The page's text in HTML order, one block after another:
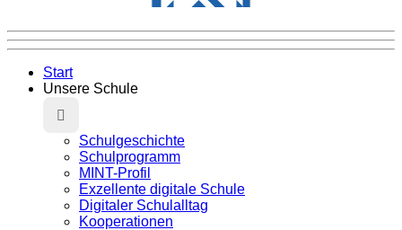
Start
Unsere Schule
Schulgeschichte
Schulprogramm
MINT-Profil
Exzellente digitale Schule
Digitaler Schulalltag
Kooperationen